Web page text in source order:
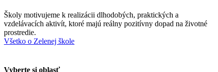
Školy motivujeme k realizácii dlhodobých, praktických a
vzdelávacích aktivít, ktoré majú reálny pozitívny dopad na životné
prostredie.
Všetko o Zelenej škole
Vyberte si oblasť